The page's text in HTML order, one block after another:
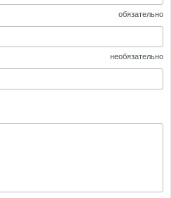
обязательно
необязательно